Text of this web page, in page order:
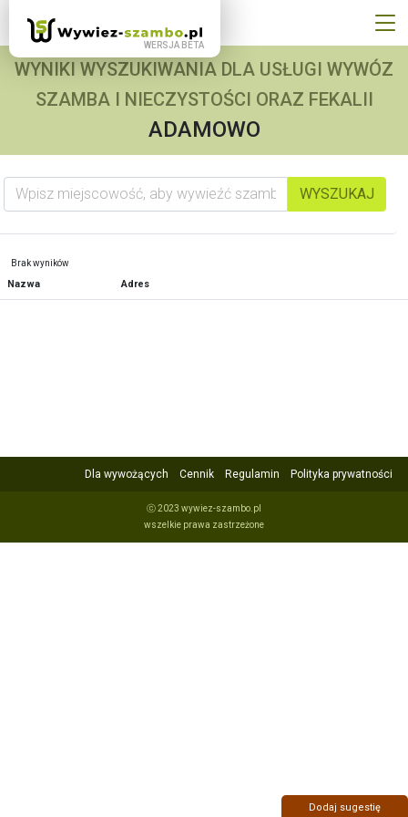
WYNIKI WYSZUKIWANIA DLA USŁUGI WYWÓZ
SZAMBA I NIECZYSTOŚCI ORAZ FEKALII
ADAMOWO
Wpisz miejscowość, aby wywieźć szambo
WYSZUKAJ
Brak wyników
Nazwa Adres
Dla wywożących Cennik Regulamin Polityka prywatności
ⓒ 2023 wywiez-szambo.pl
wszelkie prawa zastrzeżone
Dodaj sugestię